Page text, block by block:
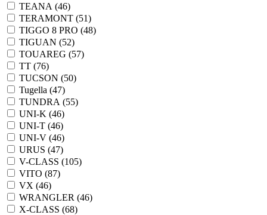
TEANA (46)
TERAMONT (51)
TIGGO 8 PRO (48)
TIGUAN (52)
TOUAREG (57)
TT (76)
TUCSON (50)
Tugella (47)
TUNDRA (55)
UNI-K (46)
UNI-T (46)
UNI-V (46)
URUS (47)
V-CLASS (105)
VITO (87)
VX (46)
WRANGLER (46)
X-CLASS (68)